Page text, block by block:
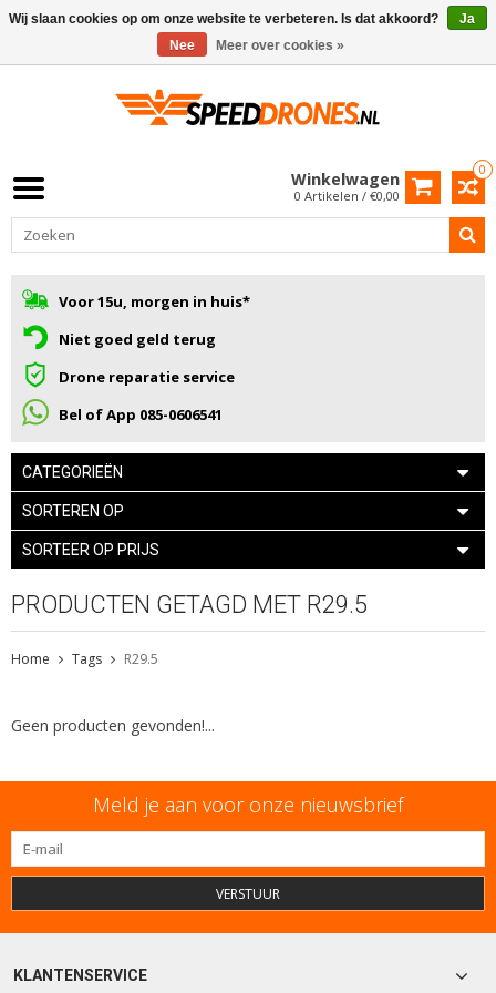
0
Winkelwagen
0 Artikelen / €0,00
Voor 15u, morgen in huis*
Niet goed geld terug
Drone reparatie service
Bel of App 085-0606541
CATEGORIEËN
SORTEREN OP
SORTEER OP PRIJS
PRODUCTEN GETAGD MET R29.5
Home Tags R29.5
Geen producten gevonden!...
Meld je aan voor onze nieuwsbrief
VERSTUUR
KLANTENSERVICE
Wij slaan cookies op om onze website te verbeteren. Is dat akkoord?
Ja
Nee
Meer over cookies »